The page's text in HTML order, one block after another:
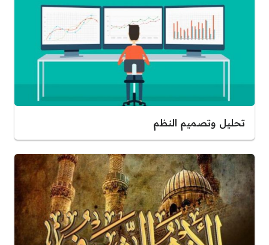
تحليل وتصميم النظم